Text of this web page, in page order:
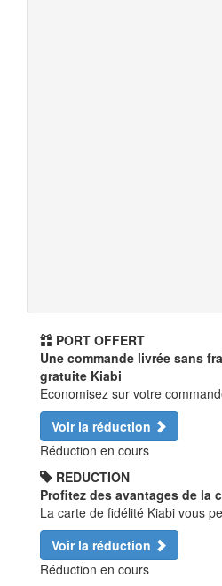
PORT OFFERT
Une commande livrée sans
gratuite Kiabi
Economisez sur votre
Voir la réduction
Réduction en cours
REDUCTION
Profitez des avantages de la
La carte de fidélité Kiabi vous
Voir la réduction
Réduction en cours